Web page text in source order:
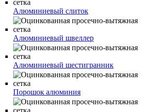
Алюминиевый слиток
Алюминиевый швеллер
Алюминиевый шестигранник
Порошок алюминия